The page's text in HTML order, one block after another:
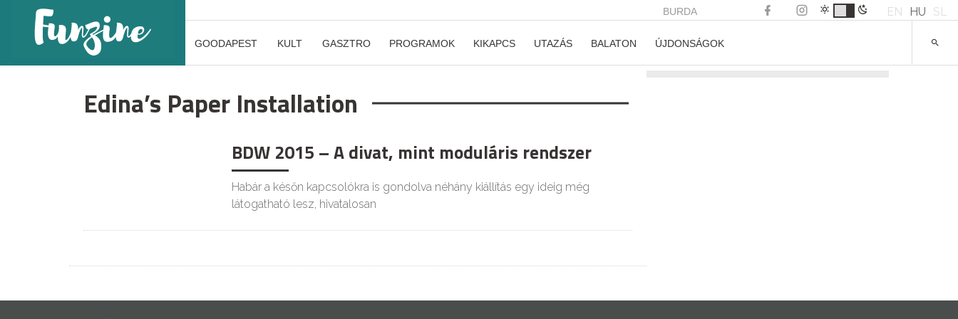
BURDA EN HU SL
GOODAPEST KULT GASZTRO PROGRAMOK KIKAPCS UTAZÁS BALATON ÚJDONSÁGOK
Edina’s Paper Installation
BDW 2015 – A divat, mint moduláris rendszer
Habár a későn kapcsolókra is gondolva néhány kiállítás egy ideig még
látogatható lesz, hivatalosan